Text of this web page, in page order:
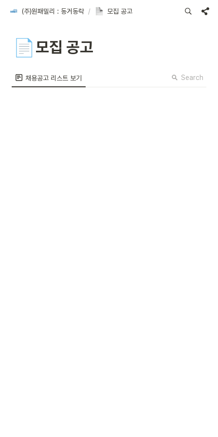
(주)원패밀리 : 동거동락 / 모집 공고
📄 모집 공고
채용공고 리스트 보기 Search